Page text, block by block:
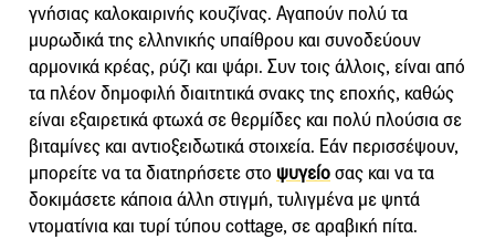
γνήσιας καλοκαιρινής κουζίνας. Αγαπούν πολύ τα
μυρωδικά της ελληνικής υπαίθρου και συνοδεύουν
αρμονικά κρέας, ρύζι και ψάρι. Συν τοις άλλοις, είναι από
τα πλέον δημοφιλή διαιτητικά σνακς της εποχής, καθώς
είναι εξαιρετικά φτωχά σε θερμίδες και πολύ πλούσια σε
βιταμίνες και αντιοξειδωτικά στοιχεία. Εάν περισσέψουν,
μπορείτε να τα διατηρήσετε στο ψυγείοσας και να τα
δοκιμάσετε κάποια άλλη στιγμή, τυλιγμένα με ψητά
ντοματίνια και τυρί τύπου cottage, σε αραβική πίτα.